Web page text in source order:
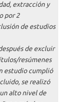
extracción y
por 2
de estudios
de excluir
resúmenes
estudio cumplió
se realizó
alto nivel de